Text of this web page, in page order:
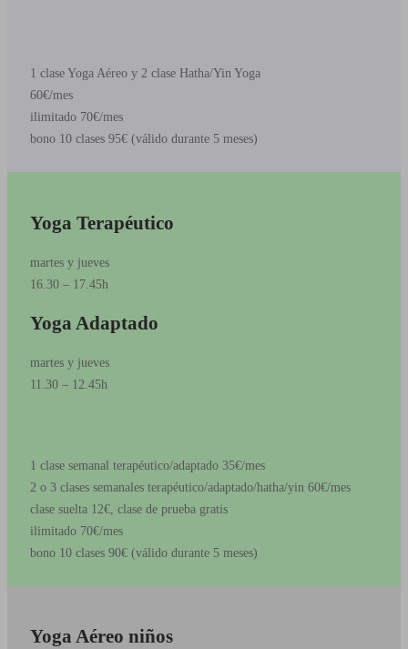
1 clase Yoga Aéreo y 2 clase Hatha/Yin Yoga
60€/mes
ilimitado 70€/mes
bono 10 clases 95€ (válido durante 5 meses)
Yoga Terapéutico
martes y jueves
16.30 – 17.45h
Yoga Adaptado
martes y jueves
11.30 – 12.45h
1 clase semanal terapéutico/adaptado 35€/mes
2 o 3 clases semanales terapéutico/adaptado/hatha/yin 60€/mes
clase suelta 12€, clase de prueba gratis
ilimitado 70€/mes
bono 10 clases 90€ (válido durante 5 meses)
Yoga Aéreo niños